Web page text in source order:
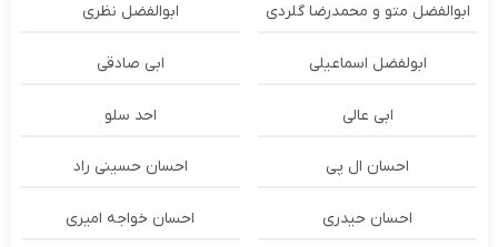
ابوالفضل متو و محمدرضا گلردی ابوالفضل نظری
ابولفضل اسماعیلی ابی صادقی
ابی عالی احد سلو
احسان ال پی احسان حسینی راد
احسان حیدری احسان خواجه امیری